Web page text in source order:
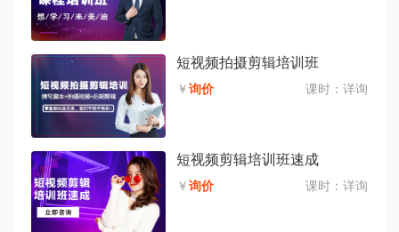
短视频拍摄剪辑培训班
￥询价 课时： 详询
短视频剪辑培训班速成
￥询价 课时： 详询